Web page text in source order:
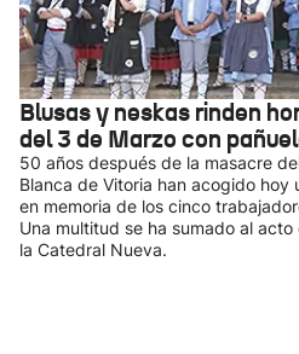
Blusas y neskas rinden
del 3 de Marzo con
50 años después de la masacre
Blanca de Vitoria han acogido
en memoria de los cinco
Una multitud se ha sumado al
la Catedral Nueva.